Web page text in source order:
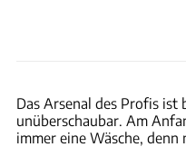
Das Arsenal des Profis
unüberschaubar. Am
immer eine Wäsche, denn